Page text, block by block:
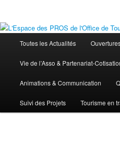
principal
Toutes les Actualités
Vie de l’Asso & Partenariat-
Animations & Communication
Suivi des Projets Tourisme en